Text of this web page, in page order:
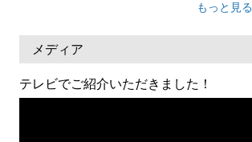
熱中症
人物 暑中見舞い
日本地図 海
もっと見る
メディア
テレビでご紹介いただきました！